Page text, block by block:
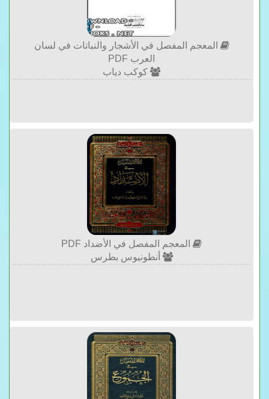
المعجم المفصل في الأشجار والنباتات في لسان
العرب PDF
كوكب دياب
المعجم المفصل في الأضداد PDF
أنطونيوس بطرس